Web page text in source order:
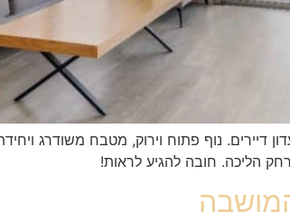
הליכה. חובה להגיע לראות!